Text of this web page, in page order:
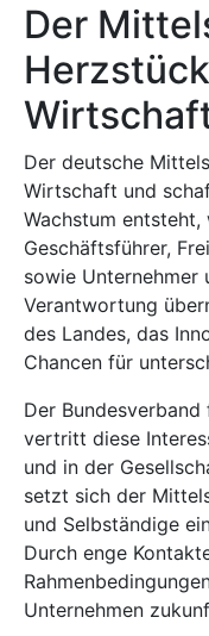
Der
Der deutsche
Wirtschaft und
Wachstum
Geschäftsführer,
sowie Unternehmer
Verantwortung
des Landes, das
Chancen für
Der
vertritt diese
und in der
setzt sich der
und Selbständige
Durch enge
Unternehmen